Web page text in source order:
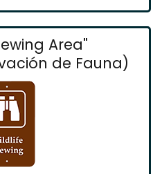
Area"
de Fauna)